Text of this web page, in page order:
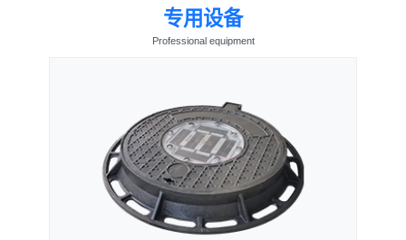
专用设备
Professional equipment